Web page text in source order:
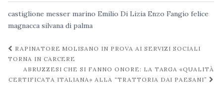
castiglione messer marino Emilio Di Lizia Enzo Fangio felice
magnacca silvana di palma
Navigazione
post
RAPINATORE MOLISANO IN PROVA AI SERVIZI SOCIALI
TORNA IN CARCERE
ABRUZZESI CHE SI FANNO ONORE: LA TARGA «QUALITÀ
CERTIFICATA ITALIANA» ALLA “TRATTORIA DAI PAESANI”